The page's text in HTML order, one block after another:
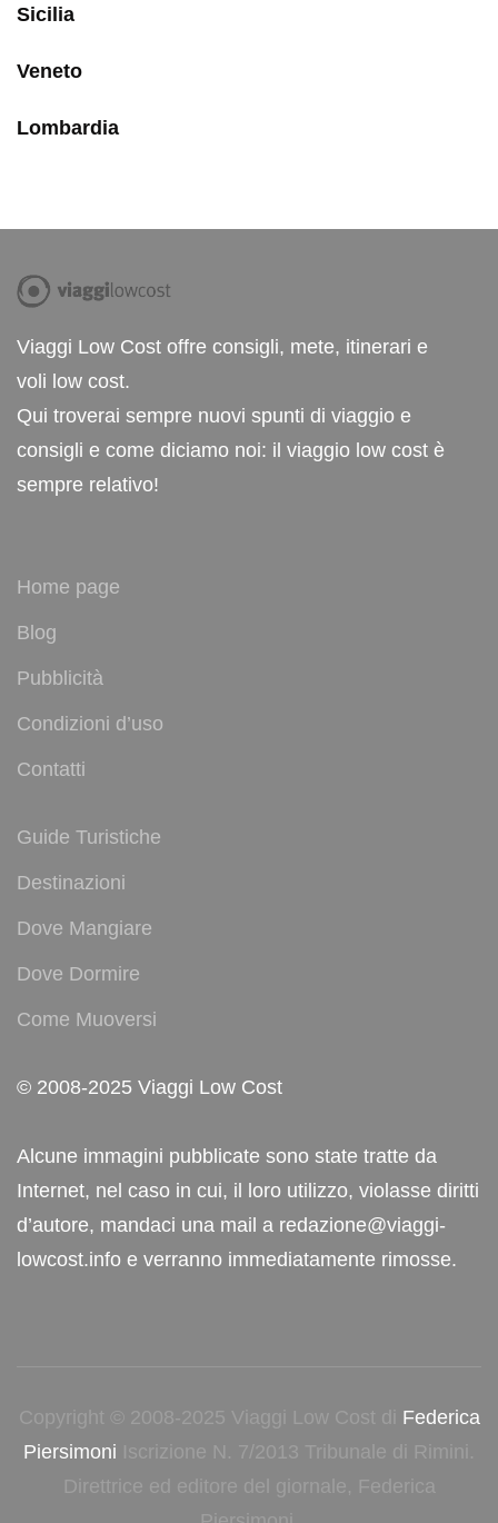
Sicilia
Veneto
Lombardia
Viaggi Low Cost offre consigli, mete, itinerari e
voli low cost.
Qui troverai sempre nuovi spunti di viaggio e
consigli e come diciamo noi: il viaggio low cost è
sempre relativo!
Home page
Blog
Pubblicità
Condizioni d’uso
Contatti
Guide Turistiche
Destinazioni
Dove Mangiare
Dove Dormire
Come Muoversi
© 2008-2025 Viaggi Low Cost
Alcune immagini pubblicate sono state tratte da
Internet, nel caso in cui, il loro utilizzo, violasse diritti
d’autore, mandaci una mail a redazione@viaggi-
lowcost.info e verranno immediatamente rimosse.
Copyright © 2008-2025 Viaggi Low Cost di Federica
Piersimoni Iscrizione N. 7/2013 Tribunale di Rimini.
Direttrice ed editore del giornale, Federica